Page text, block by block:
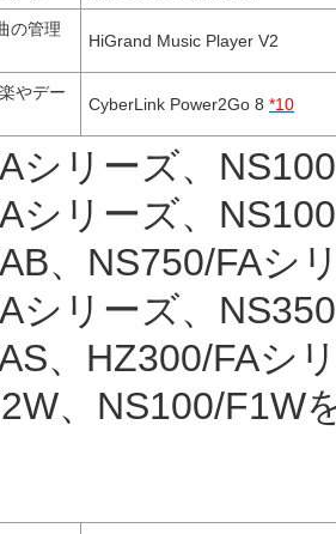
の管理
HiGrand Music Player V2
やデー
CyberLink Power2Go 8 *10
シリーズ、
シリーズ、
、NS750/FAシ
シリーズ、
、HZ300/FAシ
、NS100/F1W